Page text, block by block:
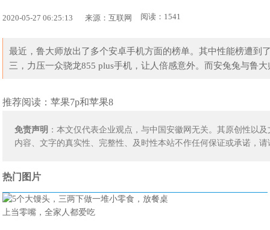
2020-05-27 06:25:13 来源：互联网 阅读：1541
最近，鲁大师放出了多个安卓手机方面的榜单。其中性能榜遭到
三，力压一众骁龙855 plus手机，让人倍感意外。而安兔兔与鲁
推荐阅读：苹果7p和苹果8
免责声明 ：本文仅代表企业观点，与中国安徽网无关。其原创性以
内容、文字的真实性、完整性、及时性本站不作任何保证或承诺，
热门图片